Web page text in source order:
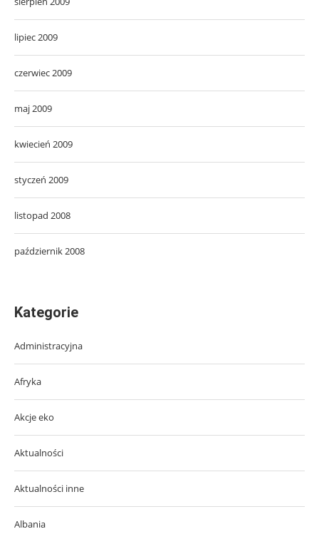
lipiec 2009
czerwiec 2009
maj 2009
kwiecień 2009
styczeń 2009
listopad 2008
październik 2008
Kategorie
Administracyjna
Afryka
Akcje eko
Aktualności
Aktualności inne
Albania